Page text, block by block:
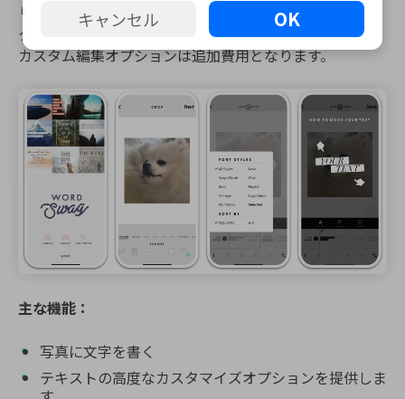
り）。広告を削除し、プレミアム機能の一部をアンロッ
クするには少額の料金が必要です。ただし、ほとんどの
カスタム編集オプションは追加費用となります。
主な機能：
写真に文字を書く
テキストの高度なカスタマイズオプションを提供しま
キャンセル OK